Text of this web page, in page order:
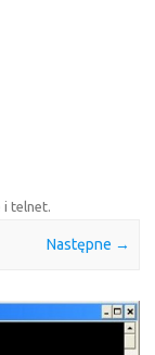
i telnet.
Następne →